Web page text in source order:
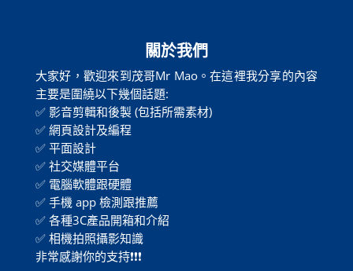
關於我們
大家好，歡迎來到茂哥Mr Mao。在這裡我分享的內容
主要是圍繞以下幾個話題:
✅ 影音剪輯和後製 (包括所需素材)
✅ 網頁設計及編程
✅ 平面設計
✅ 社交媒體平台
✅ 電腦軟體跟硬體
✅ 手機 app 檢測跟推薦
✅ 各種3C產品開箱和介紹
✅ 相機拍照攝影知識
非常感謝你的支持❗❗❗